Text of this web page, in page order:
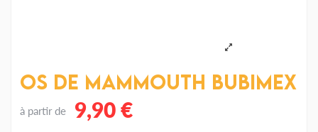
Os de Mammouth Bubimex
à partir de 9,90 €